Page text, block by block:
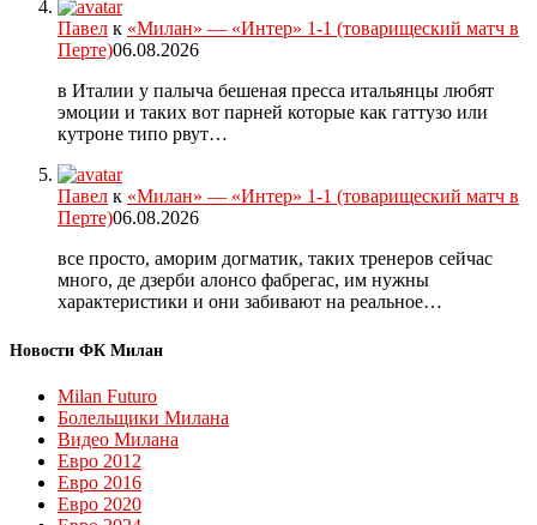
Павел к «Милан» — «Интер» 1-1 (товарищеский матч в
Перте)06.08.2026
в Италии у палыча бешеная пресса итальянцы любят
эмоции и таких вот парней которые как гаттузо или
кутроне типо рвут…
Павел к «Милан» — «Интер» 1-1 (товарищеский матч в
Перте)06.08.2026
все просто, аморим догматик, таких тренеров сейчас
много, де дзерби алонсо фабрегас, им нужны
характеристики и они забивают на реальное…
Новости ФК Милан
Milan Futuro
Болельщики Милана
Видео Милана
Евро 2012
Евро 2016
Евро 2020